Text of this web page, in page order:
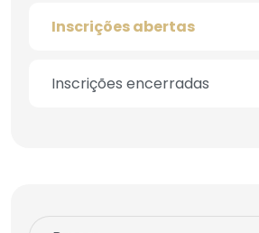
Inscrições abertas
Inscrições encerradas